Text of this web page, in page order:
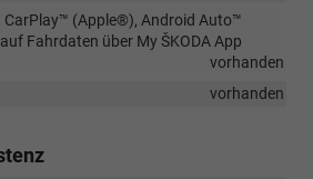
CarPlay™ (Apple®), Android Auto™
Fahrdaten über My ŠKODA App
vorhanden
vorhanden